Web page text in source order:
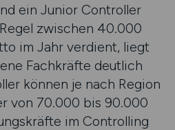
ein Junior Controller
zwischen 40.000
im Jahr verdient, liegt
Fachkräfte deutlich
können je nach Region
von 70.000 bis 90.000
im Controlling